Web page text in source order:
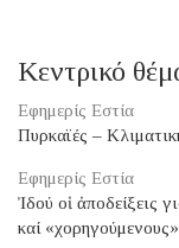
Κεντρικό
Εφημερίς Εστία
Πυρκαϊές –
Εφημερίς Εστία
Ἰδού οἱ ἀποδείξεις
καί «χορηγούμενους»